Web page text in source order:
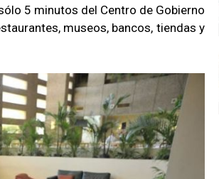
5 minutos del Centro de Gobierno
museos, bancos, tiendas y